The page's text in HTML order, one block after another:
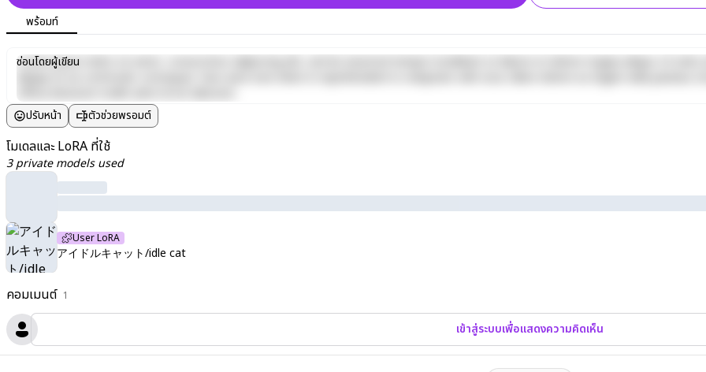
คอมเมนต์ 1
เข้าสู่ระบบเพื่อแสดงความคิดเห็น
พร้อมท์
Lorem ipsum dolor sit amet, consectetur adipiscing elit, sed do eiusmod tempor incididunt ut labore et dolore magna aliqua. Ut enim
ซ่อนโดยผู้เขียน
ปรับหน้า ตัวช่วยพรอมต์
โมเดลและ LoRA ที่ใช้
3 private models used
User LoRA
アイドルキャット/idle cat